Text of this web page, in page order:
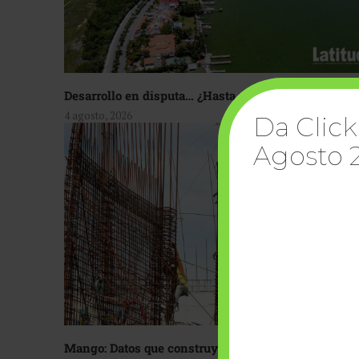
Desarrollo en disputa… ¿Hasta dónde crecer?
4 agosto, 2026
Mango: Datos que construyen confianza
Da
Agosto